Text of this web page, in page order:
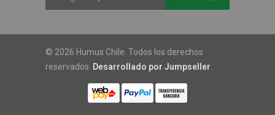
© 2026 Humus Chile. Todos los derechos
reservados. Desarrollado por Jumpseller